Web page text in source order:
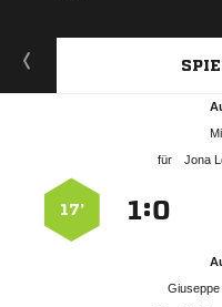
für

:
17’
